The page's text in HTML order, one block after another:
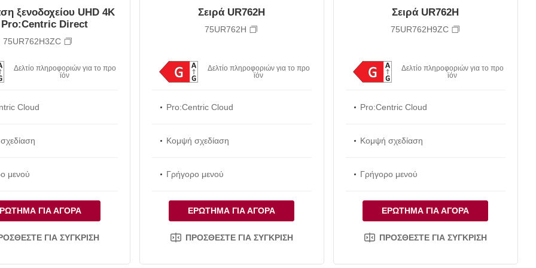
ξενοδοχείου UHD 4K
Pro:Centric Direct
75UR762H3ZC
Δελτίο πληροφοριών για το προ
ϊόν
Cloud
μενού
ΓΙΑ ΑΓΟΡΆ
ΓΙΑ ΣΎΓΚΡΙΣΗ
Σειρά UR762H
75UR762H
Δελτίο πληροφοριών για το προ
ϊόν
Pro:Centric Cloud
Κομψή σχεδίαση
Γρήγορο μενού
ΕΡΏΤΗΜΑ ΓΙΑ ΑΓΟΡΆ
ΠΡΟΣΘΈΣΤΕ ΓΙΑ ΣΎΓΚΡΙΣΗ
Σειρά UR762H
75UR762H9ZC
Δελτίο πληροφοριών για το προ
ϊόν
Pro:Centric Cloud
Κομψή σχεδίαση
Γρήγορο μενού
ΕΡΏΤΗΜΑ ΓΙΑ ΑΓΟΡΆ
ΠΡΟΣΘΈΣΤΕ ΓΙΑ ΣΎΓΚΡΙΣΗ